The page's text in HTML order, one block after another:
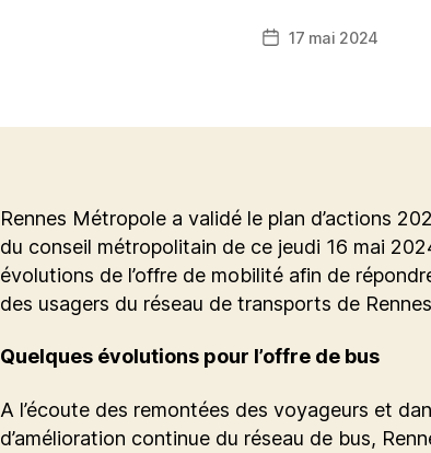
Date17 mai 2024
Rennes Métropole a validé le plan d’actions
du conseil métropolitain de ce jeudi 16 mai
évolutions de l’offre de mobilité afin de
des usagers du réseau de transports de
Quelques évolutions pour l’offre de bus
A l’écoute des remontées des voyageurs et
d’amélioration continue du réseau de bus,